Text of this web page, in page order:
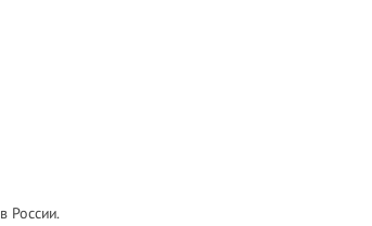
России.